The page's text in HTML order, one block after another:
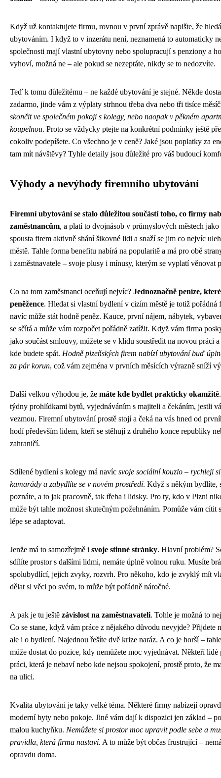
Když už kontaktujete firmu, rovnou v první zprávě napište, že
ubytováním. I když to v inzerátu není, neznamená to automaticky
společnosti mají vlastní ubytovny nebo spolupracují s penziony a
vyhoví, možná ne – ale pokud se nezeptáte, nikdy se to nedozvíte.
Teď k tomu důležitému – ne každé ubytování je stejné. Někde
zadarmo, jinde vám z výplaty strhnou třeba dva nebo tři tisíce
skončit ve společném pokoji s kolegy, nebo naopak v pěkném
koupelnou. Proto se vždycky ptejte na konkrétní podmínky ještě
cokoliv podepíšete. Co všechno je v ceně? Jaké jsou poplatky za
tam mít návštěvy? Tyhle detaily jsou důležité pro váš budoucí
Výhody a nevýhody firemního ubytování
Firemní ubytování se stalo důležitou součástí toho, co firmy
zaměstnancům, a platí to dvojnásob v průmyslových městech jako
spousta firem aktivně shání šikovné lidi a snaží se jim co nejvíc
městě. Tahle forma benefitu nabírá na popularitě a má pro obě
i zaměstnavatele – svoje plusy i mínusy, kterým se vyplatí věnovat
Co na tom zaměstnanci oceňují nejvíc? Jednoznačně peníze,
peněžence. Hledat si vlastní bydlení v cizím městě je totiž pořádná
navíc může stát hodně peněz. Kauce, první nájem, nábytek,
se sčítá a může vám rozpočet pořádně zatížit. Když vám firma
jako součást smlouvy, můžete se v klidu soustředit na novou práci
kde budete spát. Hodně plzeňských firem nabízí ubytování buď
za pár korun, což vám zejména v prvních měsících výrazně sníží
Další velkou výhodou je, že máte kde bydlet prakticky okamžitě
týdny prohlídkami bytů, vyjednáváním s majiteli a čekáním, jestli
vezmou. Firemní ubytování prostě stojí a čeká na vás hned od
hodí především lidem, kteří se stěhují z druhého konce republiky
zahraničí.
Sdílené bydlení s kolegy má navíc svoje sociální kouzlo – rychleji
kamarády a zabydlíte se v novém prostředí. Když s někým bydlíte,
poznáte, a to jak pracovně, tak třeba i lidsky. Pro ty, kdo v Plzni
může být tahle možnost skutečným požehnáním. Pomůže vám cítit
lépe se adaptovat.
Jenže má to samozřejmě i svoje stinné stránky. Hlavní problém?
sdílíte prostor s dalšími lidmi, nemáte úplně volnou ruku. Musíte
spolubydlící, jejich zvyky, rozvrh. Pro někoho, kdo je zvyklý mít
dělat si věci po svém, to může být pořádně náročné.
A pak je tu ještě závislost na zaměstnavateli. Tohle je možná to
Co se stane, když vám práce z nějakého důvodu nevyjde? Přijdete
ale i o bydlení. Najednou řešíte dvě krize naráz. A co je horší –
může dostat do pozice, kdy nemůžete moc vyjednávat. Někteří lidé
práci, která je nebaví nebo kde nejsou spokojení, prostě proto, že
na ulici.
Kvalita ubytování je taky velké téma. Některé firmy nabízejí
moderní byty nebo pokoje. Jiné vám dají k dispozici jen základ –
malou kuchyňku. Nemůžete si prostor moc upravit podle sebe a
pravidla, která firma nastaví. A to může být občas frustrující –
opravdu doma.